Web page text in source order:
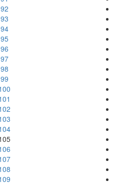
92
93
94
95
96
97
98
99
100
101
102
103
104
105
106
107
108
109